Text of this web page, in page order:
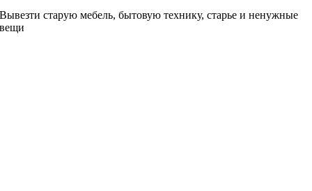
Вывезти старую мебель, бытовую технику, старье и ненужные
вещи